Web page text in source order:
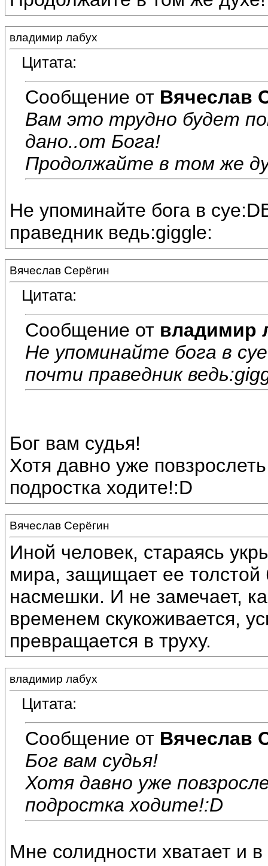
владимир лабух
Цитата:
Сообщение от Вячеслав
Вам это трудно будет
дано..от Бога!
Продолжайте в том же
Не упоминайте бога в
праведник ведь:giggle:
Вячеслав Серёгин
Цитата:
Сообщение от владимир
Не упоминайте бога в
почти праведник
Бог вам судья!
Хотя давно уже
подростка ходите!:D
Вячеслав Серёгин
Иной человек, стараясь
мира, защищает ее
насмешки. И не замечает,
временем скукоживается,
превращается в труху.
владимир лабух
Цитата:
Сообщение от Вячеслав
Бог вам судья!
Хотя давно уже
подростка ходите!:D
Мне солидности хватает и